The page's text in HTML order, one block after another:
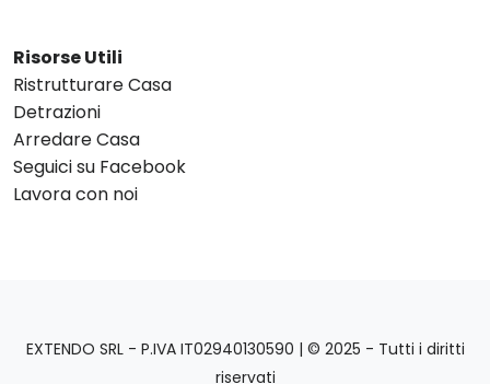
Risorse Utili
Ristrutturare Casa
Detrazioni
Arredare Casa
Seguici su Facebook
Lavora con noi
EXTENDO SRL - P.IVA IT02940130590 | © 2025 - Tutti i diritti
riservati